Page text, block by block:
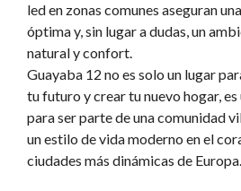
led en zonas comunes aseguran
óptima y, sin lugar a dudas, un
natural y confort.
Guayaba 12 no es solo un lugar
tu futuro y crear tu nuevo hogar,
para ser parte de una comunidad
un estilo de vida moderno en el
ciudades más dinámicas de Europa.